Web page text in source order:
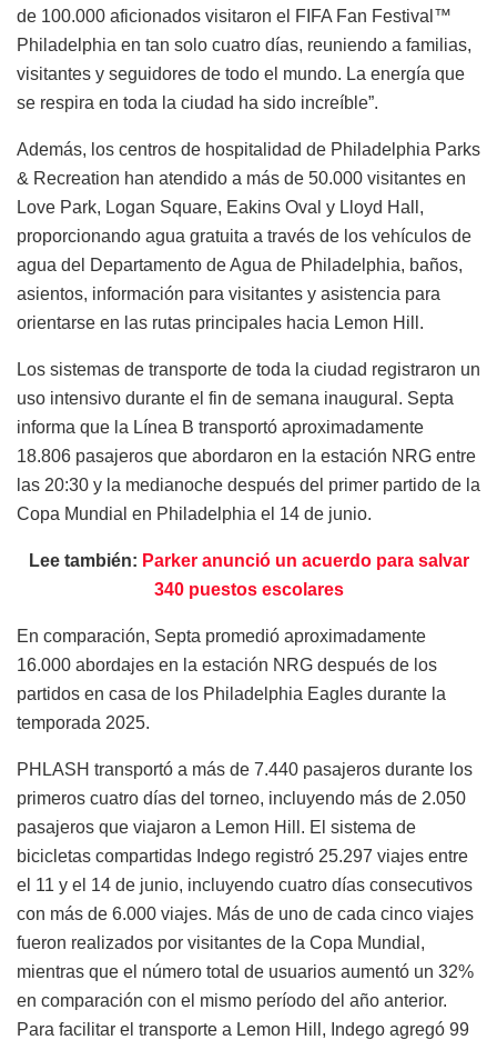
de 100.000 aficionados visitaron el FIFA Fan Festival™
Philadelphia en tan solo cuatro días, reuniendo a familias,
visitantes y seguidores de todo el mundo. La energía que
se respira en toda la ciudad ha sido increíble”.
Además, los centros de hospitalidad de Philadelphia Parks
& Recreation han atendido a más de 50.000 visitantes en
Love Park, Logan Square, Eakins Oval y Lloyd Hall,
proporcionando agua gratuita a través de los vehículos de
agua del Departamento de Agua de Philadelphia, baños,
asientos, información para visitantes y asistencia para
orientarse en las rutas principales hacia Lemon Hill.
Los sistemas de transporte de toda la ciudad registraron un
uso intensivo durante el fin de semana inaugural. Septa
informa que la Línea B transportó aproximadamente
18.806 pasajeros que abordaron en la estación NRG entre
las 20:30 y la medianoche después del primer partido de la
Copa Mundial en Philadelphia el 14 de junio.
Lee también: Parker anunció un acuerdo para salvar
340 puestos escolares
En comparación, Septa promedió aproximadamente
16.000 abordajes en la estación NRG después de los
partidos en casa de los Philadelphia Eagles durante la
temporada 2025.
PHLASH transportó a más de 7.440 pasajeros durante los
primeros cuatro días del torneo, incluyendo más de 2.050
pasajeros que viajaron a Lemon Hill. El sistema de
bicicletas compartidas Indego registró 25.297 viajes entre
el 11 y el 14 de junio, incluyendo cuatro días consecutivos
con más de 6.000 viajes. Más de uno de cada cinco viajes
fueron realizados por visitantes de la Copa Mundial,
mientras que el número total de usuarios aumentó un 32%
en comparación con el mismo período del año anterior.
Para facilitar el transporte a Lemon Hill, Indego agregó 99